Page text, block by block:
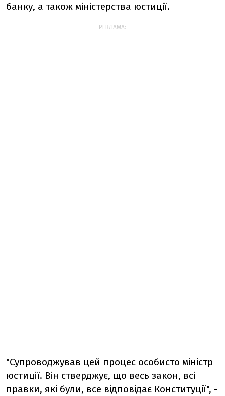
банку, а також міністерства юстиції.
РЕКЛАМА:
"Супроводжував цей процес особисто міністр
юстиції. Він стверджує, що весь закон, всі
правки, які були, все відповідає Конституції", -